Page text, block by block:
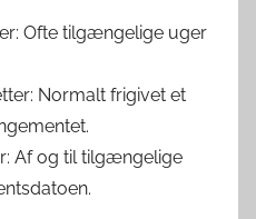
Ofte tilgængelige uger
Normalt frigivet et
Af og til tilgængelige